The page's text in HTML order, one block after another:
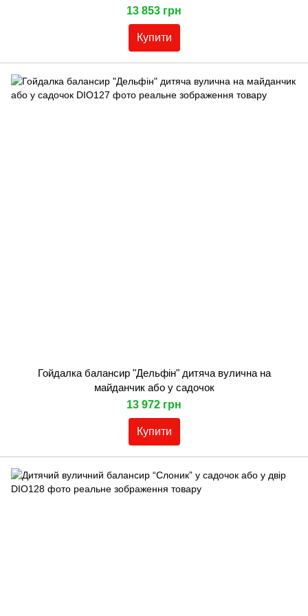
13 853 грн
Купити
Гойдалка балансир "Дельфін" дитяча вулична на
майданчик або у садочок
13 972 грн
Купити